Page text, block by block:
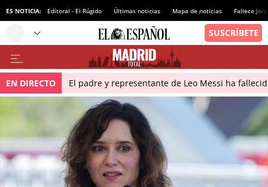
ES NOTICIA: Editoral - El Rúgido Últimas noticias Mapa de noticias Fallece
EN DIRECTO El padre y representante de Leo Messi ha